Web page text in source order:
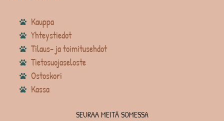
Kauppa
Yhteystiedot
Tilaus- ja toimitusehdot
Tietosuojaseloste
Ostoskori
Kassa
SEURAA MEITÄ SOMESSA